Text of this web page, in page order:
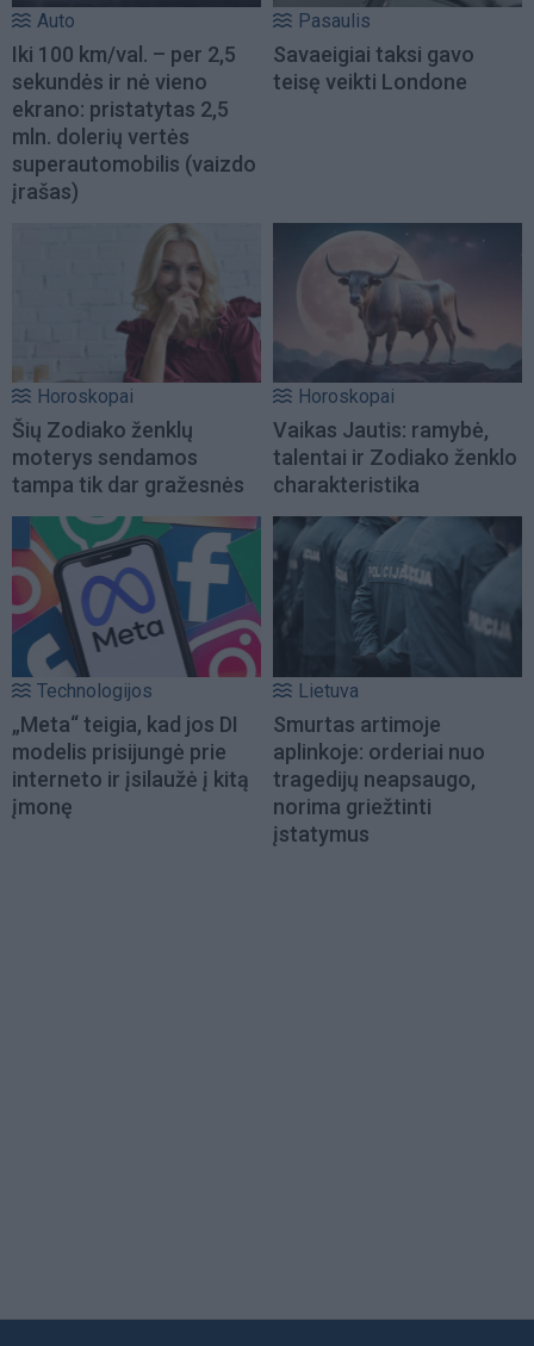
Auto
Iki 100 km/val. – per 2,5
sekundės ir nė vieno
ekrano: pristatytas 2,5
mln. dolerių vertės
superautomobilis (vaizdo
įrašas)
Pasaulis
Savaeigiai taksi gavo
teisę veikti Londone
Horoskopai
Šių Zodiako ženklų
moterys sendamos
tampa tik dar gražesnės
Horoskopai
Vaikas Jautis: ramybė,
talentai ir Zodiako ženklo
charakteristika
Technologijos
„Meta“ teigia, kad jos DI
modelis prisijungė prie
interneto ir įsilaužė į kitą
įmonę
Lietuva
Smurtas artimoje
aplinkoje: orderiai nuo
tragedijų neapsaugo,
norima griežtinti
įstatymus